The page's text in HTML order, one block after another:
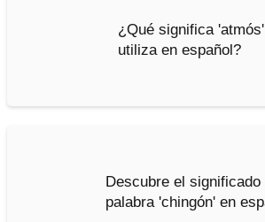
¿Qué significa
utiliza en español?
Descubre el
palabra 'chingón' en